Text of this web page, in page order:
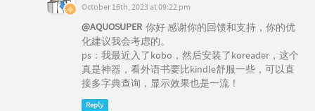
October 16th, 2023 at 09:22 pm
@AQUOSUPER 你好 感谢你的回馈和支持，你的优
化建议我会考虑的。
ps：我最近入了kobo，然后安装了koreader，这个
真是神器，看外语书要比kindle舒服一些，可以直
接多字典查询，显示效果也是一流！
Reply